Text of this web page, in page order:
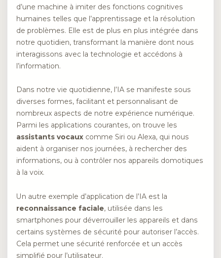
d’une machine à imiter des fonctions cognitives
humaines telles que l’apprentissage et la résolution
de problèmes. Elle est de plus en plus intégrée dans
notre quotidien, transformant la manière dont nous
interagissons avec la technologie et accédons à
l’information.
Dans notre vie quotidienne, l’IA se manifeste sous
diverses formes, facilitant et personnalisant de
nombreux aspects de notre expérience numérique.
Parmi les applications courantes, on trouve les
assistants vocaux comme Siri ou Alexa, qui nous
aident à organiser nos journées, à rechercher des
informations, ou à contrôler nos appareils domotiques
à la voix.
Un autre exemple d’application de l’IA est la
reconnaissance faciale, utilisée dans les
smartphones pour déverrouiller les appareils et dans
certains systèmes de sécurité pour autoriser l’accès.
Cela permet une sécurité renforcée et un accès
simplifié pour l’utilisateur.